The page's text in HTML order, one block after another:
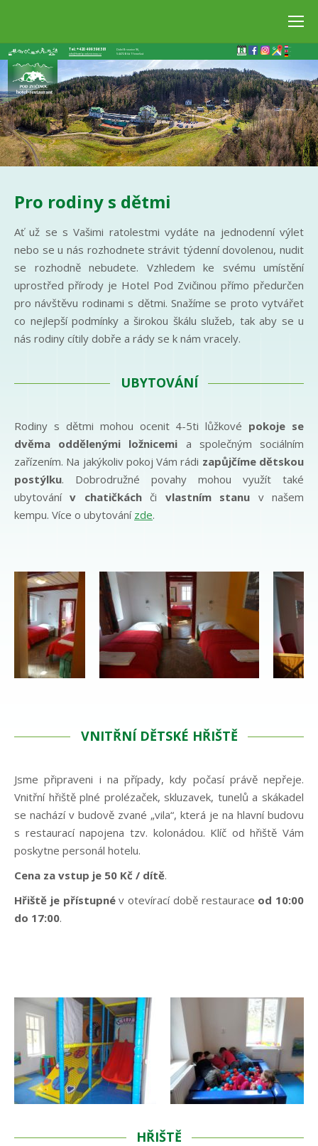
Tel.: +420 499 396 381
info@hotelpodzvicinou.cz
Dolní Brusnice 96,
544 72 Bílá Třemešná
Pro rodiny s dětmi
Ať už se s Vašimi ratolestmi vydáte na jednodenní výlet
nebo se u nás rozhodnete strávit týdenní dovolenou, nudit
se rozhodně nebudete. Vzhledem ke svému umístění
uprostřed přírody je Hotel Pod Zvičinou přímo předurčen
pro návštěvu rodinami s dětmi. Snažíme se proto vytvářet
co nejlepší podmínky a širokou škálu služeb, tak aby se u
nás rodiny cítily dobře a rády se k nám vracely.
UBYTOVÁNÍ
Rodiny s dětmi mohou ocenit 4-5ti lůžkové pokoje se
dvěma oddělenými ložnicemi a společným sociálním
zařízením. Na jakýkoliv pokoj Vám rádi zapůjčíme dětskou
postýlku. Dobrodružné povahy mohou využít také
ubytovánív chatičkáchči vlastním stanu v našem
kempu. Více o ubytování zde.
VNITŘNÍ DĚTSKÉ HŘIŠTĚ
Jsme připraveni i na případy, kdy počasí právě nepřeje.
Vnitřní hřiště plné prolézaček, skluzavek, tunelů a skákadel
se nachází v budově zvané „vila“, která je na hlavní budovu
s restaurací napojena tzv. kolonádou. Klíč od hřiště Vám
poskytne personál hotelu.
Cena za vstup je 50 Kč / dítě.
Hřiště je přístupnév otevírací době restaurace od 10:00
do 17:00.
HŘIŠTĚ